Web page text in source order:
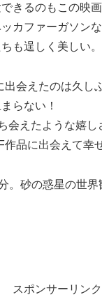
きるのもこの映画
カファーガソンな
も逞しく美しい。
出会えたのは久し
らない！
会えたような嬉し
品に出会えて幸せ
。砂の惑星の世界
スポンサーリンク